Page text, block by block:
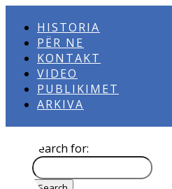
HISTORIA
PËR NE
KONTAKT
VIDEO
PUBLIKIMET
ARKIVA
Search for: